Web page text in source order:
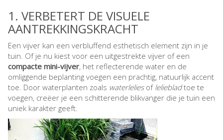
1. VERBETERT DE VISUELE
AANTREKKINGSKRACHT
Een vijver kan een verbluffend esthetisch element zijn in je
tuin. Of je nu kiest voor een uitgestrekte vijver of een
compacte mini-vijver, het reflecterende water en de
omliggende beplanting voegen een prachtig, natuurlijk accent
toe. Door waterplanten zoals waterleliesof leliebladtoe te
voegen, creëer je een schitterende blikvanger die je tuin een
uniek karakter geeft.